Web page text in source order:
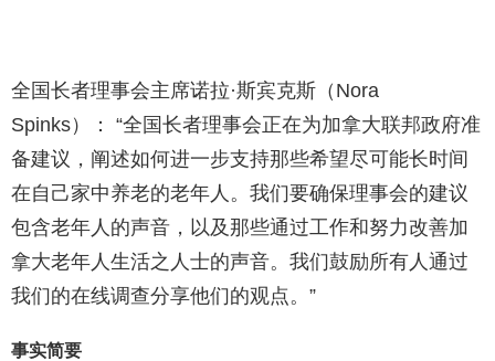
全国长者理事会主席诺拉·斯宾克斯（Nora
Spinks）： “全国长者理事会正在为加拿大联邦政府准
备建议，阐述如何进一步支持那些希望尽可能长时间
在自己家中养老的老年人。我们要确保理事会的建议
包含老年人的声音，以及那些通过工作和努力改善加
拿大老年人生活之人士的声音。我们鼓励所有人通过
我们的在线调查分享他们的观点。”
事实简要